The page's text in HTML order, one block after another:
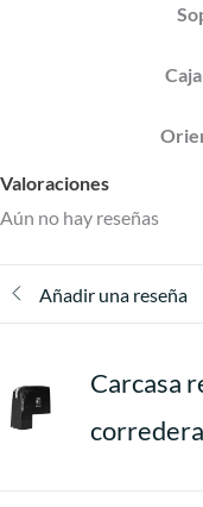
Valoraciones
Aún no hay reseñas
Añadir una reseña
Carcasa